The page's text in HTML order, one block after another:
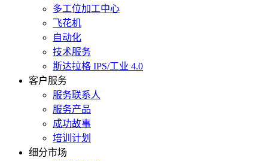
多工位加工中心
飞花机
自动化
技术服务
斯达拉格 IPS/工业 4.0
客户服务
服务联系人
服务产品
成功故事
培训计划
细分市场